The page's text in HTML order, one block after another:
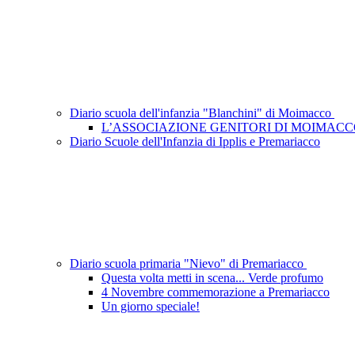
Diario scuola dell'infanzia "Blanchini" di Moimacco
L’ASSOCIAZIONE GENITORI DI
Diario Scuole dell'Infanzia di Ipplis e Premariacco
Diario scuola primaria "Nievo" di Premariacco
Questa volta metti in scena... Verde profumo
4 Novembre commemorazione a Premariacco
Un giorno speciale!